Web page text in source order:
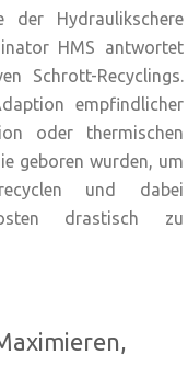
der Hydraulikschere
HMS antwortet
Schrott-Recyclings.
empfindlicher
oder thermischen
geboren wurden, um
und dabei
drastisch zu